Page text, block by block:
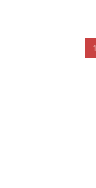
1